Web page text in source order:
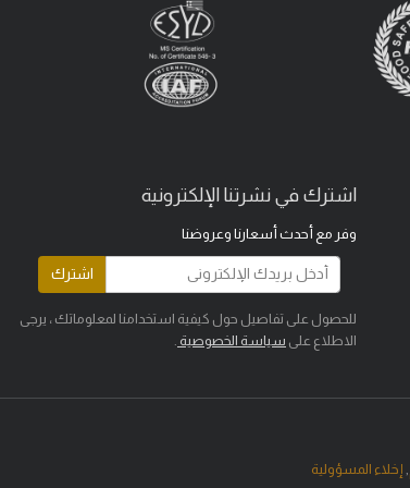
اشترك في نشرتنا الإلكترونية
وفر مع أحدث أسعارنا وعروضنا
اشترك
للحصول على تفاصيل حول كيفية استخدامنا لمعلوماتك ، يرجى
الاطلاع على سياسة الخصوصية
إخلاء المسؤولية